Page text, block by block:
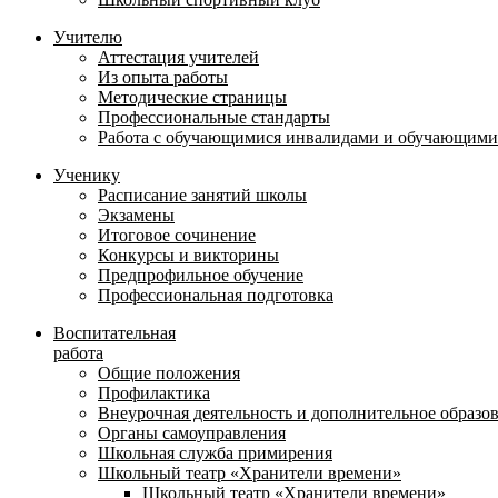
Учителю
Аттестация учителей
Из опыта работы
Методические страницы
Профессиональные стандарты
Работа с обучающимися инвалидами и
Ученику
Расписание занятий школы
Экзамены
Итоговое сочинение
Конкурсы и викторины
Предпрофильное обучение
Профессиональная подготовка
Воспитательная
работа
Общие положения
Профилактика
Внеурочная деятельность и дополнительное
Органы самоуправления
Школьная служба примирения
Школьный театр «Хранители времени»
Школьный театр «Хранители времени»